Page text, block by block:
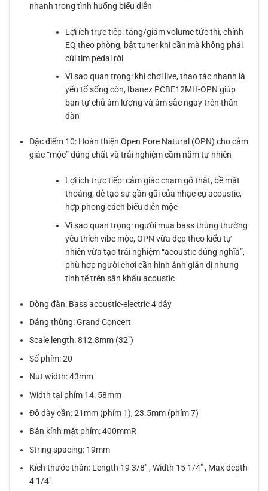
nhanh trong tình huống biểu diễn
Lợi ích trực tiếp: tăng/giảm volume tức thì, chỉnh
EQ theo phòng, bật tuner khi cần mà không phải
cúi tìm pedal rời
Vì sao quan trọng: khi chơi live, thao tác nhanh là
yếu tố sống còn, Ibanez PCBE12MH-OPN giúp
bạn tự chủ âm lượng và âm sắc ngay trên thân
đàn
Đặc điểm 10: Hoàn thiện Open Pore Natural (OPN) cho cảm
giác “mộc” đúng chất và trải nghiệm cầm nắm tự nhiên
Lợi ích trực tiếp: cảm giác chạm gỗ thật, bề mặt
thoáng, dễ tạo sự gần gũi của nhạc cụ acoustic,
hợp phong cách biểu diễn mộc
Vì sao quan trọng: người mua bass thùng thường
yêu thích vibe mộc, OPN vừa đẹp theo kiểu tự
nhiên vừa tạo trải nghiệm “acoustic đúng nghĩa”,
phù hợp người chơi cần hình ảnh giản dị nhưng
tinh tế trên sân khấu acoustic
Dòng đàn: Bass acoustic-electric 4 dây
Dáng thùng: Grand Concert
Scale length: 812.8mm (32″)
Số phím: 20
Nut width: 43mm
Width tại phím 14: 58mm
Độ dày cần: 21mm (phím 1), 23.5mm (phím 7)
Bán kính mặt phím: 400mmR
String spacing: 19mm
Kích thước thân: Length 19 3/8″ , Width 15 1/4″ , Max depth
4 1/4″